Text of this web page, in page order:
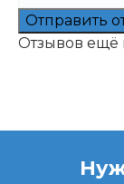
Отправить
Отзывов ещё